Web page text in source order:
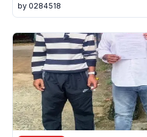
by 0284518